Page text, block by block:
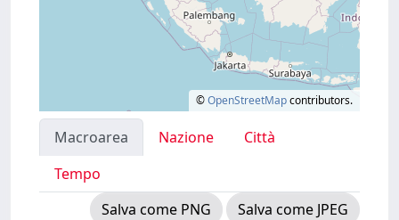
©OpenStreetMapcontributors.
Macroarea Nazione
Città
Tempo
Salva come PNG
Salva come JPEG